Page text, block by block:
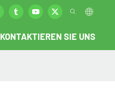
KONTAKTIEREN SIE UNS